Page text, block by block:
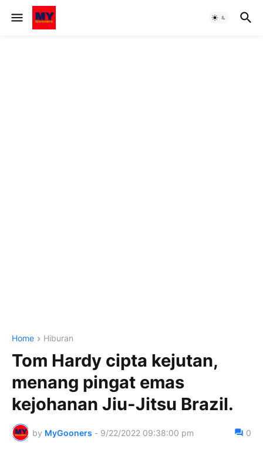
Home Hiburan
Tom Hardy cipta kejutan,
menang pingat emas
kejohanan Jiu-Jitsu Brazil.
by MyGooners - 9/22/2022 09:38:00 pm 0